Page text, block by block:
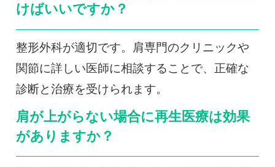
けばいいですか？
整形外科が適切です。肩専門のクリニックや
関節に詳しい医師に相談することで、正確な
診断と治療を受けられます。
肩が上がらない場合に再生医療は効果
がありますか？